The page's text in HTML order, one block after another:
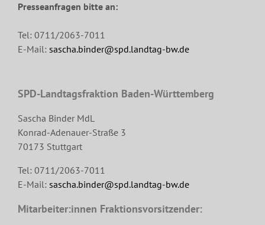
Presseanfragen bitte an:
Tel: 0711/2063-7011
E-Mail: sascha.binder@spd.landtag-bw.de
SPD-Landtagsfraktion Baden-Württemberg
Sascha Binder MdL
Konrad-Adenauer-Straße 3
70173 Stuttgart
Tel: 0711/2063-7011
E-Mail: sascha.binder@spd.landtag-bw.de
Mitarbeiter:innen Fraktionsvorsitzender: